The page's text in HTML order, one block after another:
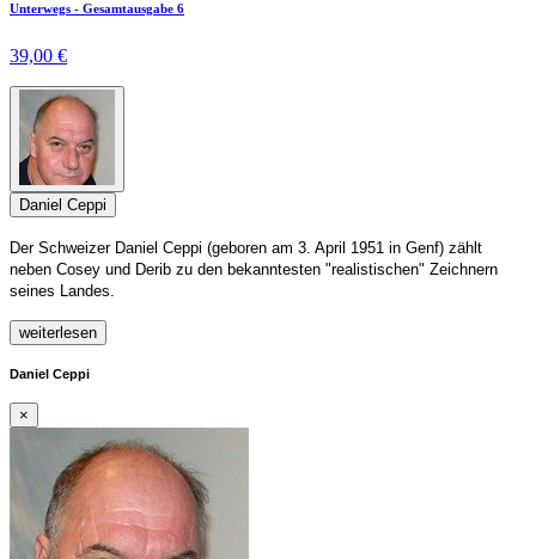
Unterwegs - Gesamtausgabe 6
39,00 €
Daniel Ceppi
Der Schweizer Daniel Ceppi (geboren am 3. April 1951 in Genf) zählt
neben Cosey und Derib zu den bekanntesten "realistischen" Zeichnern
seines Landes.
weiterlesen
Daniel Ceppi
×